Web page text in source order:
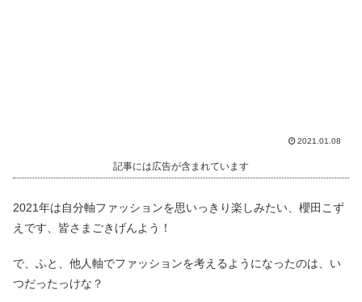
2021.01.08
記事には広告が含まれています
2021年は自分軸ファッションを思いっきり楽しみたい、櫻田こず
えです、皆さまごきげんよう！
で、ふと、他人軸でファッションを考えるようになったのは、い
つだったっけな？